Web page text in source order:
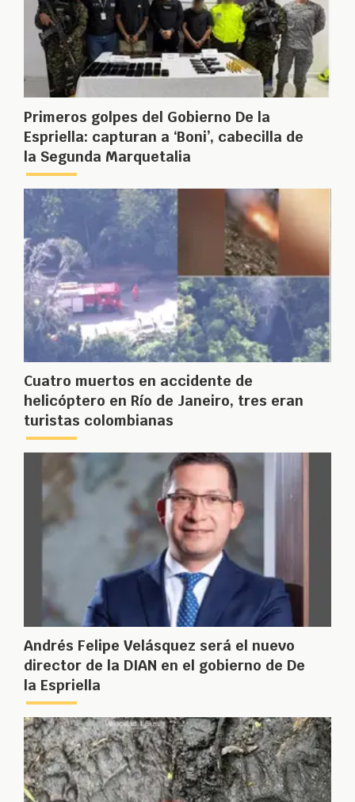
Primeros golpes del Gobierno De la
Espriella: capturan a ‘Boni’, cabecilla de
la Segunda Marquetalia
Cuatro muertos en accidente de
helicóptero en Río de Janeiro, tres eran
turistas colombianas
Andrés Felipe Velásquez será el nuevo
director de la DIAN en el gobierno de De
la Espriella